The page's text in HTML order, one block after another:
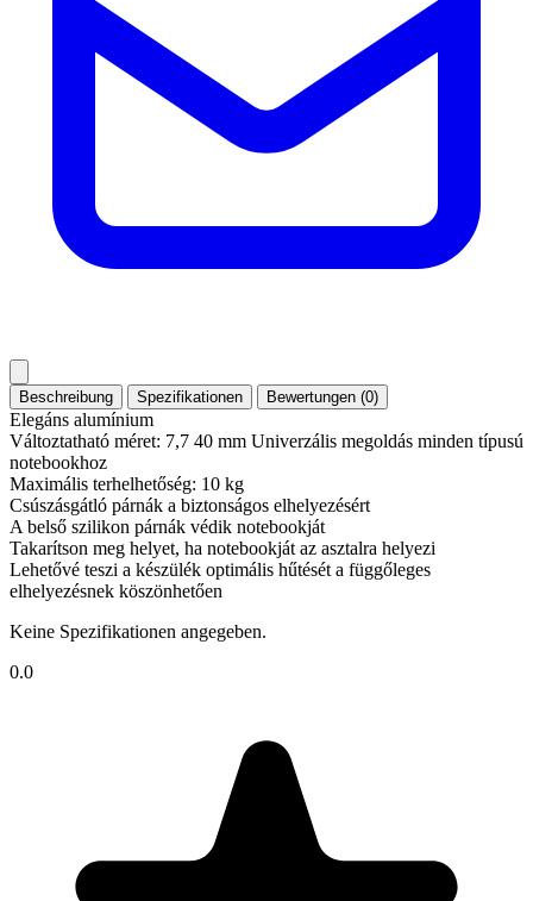
Beschreibung Spezifikationen Bewertungen (0)
Elegáns alumínium
Változtatható méret: 7,7 40 mm Univerzális megoldás minden típusú
notebookhoz
Maximális terhelhetőség: 10 kg
Csúszásgátló párnák a biztonságos elhelyezésért
A belső szilikon párnák védik notebookját
Takarítson meg helyet, ha notebookját az asztalra helyezi
Lehetővé teszi a készülék optimális hűtését a függőleges
elhelyezésnek köszönhetően
Keine Spezifikationen angegeben.
0.0